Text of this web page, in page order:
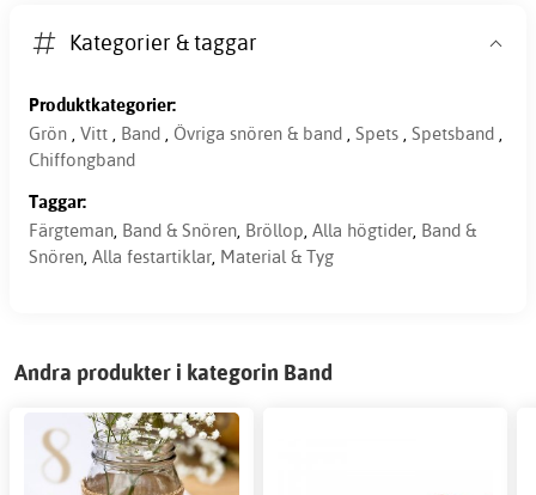
Kategorier & taggar
Produktkategorier:
Grön , Vitt , Band , Övriga snören & band , Spets , Spetsband ,
Chiffongband
Taggar:
Färgteman, Band & Snören, Bröllop, Alla högtider, Band &
Snören, Alla festartiklar, Material & Tyg
Andra produkter i kategorin Band